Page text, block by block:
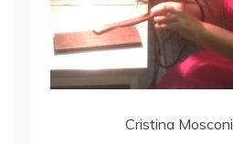
Cristina Mosconi